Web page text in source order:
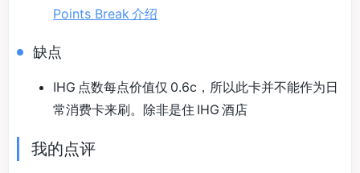
Points Break 介绍
缺点
IHG 点数每点价值仅 0.6c，所以此卡并不能作为日
常消费卡来刷。除非是住 IHG 酒店
我的点评